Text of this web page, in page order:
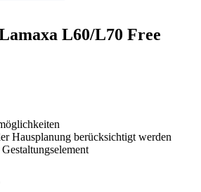
L60/L70 Free
Hausplanung berücksichtigt werden